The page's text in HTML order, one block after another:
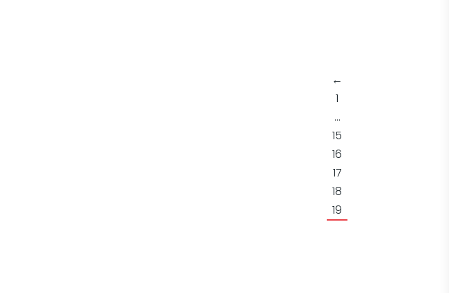
←
1
…
15
16
17
18
19